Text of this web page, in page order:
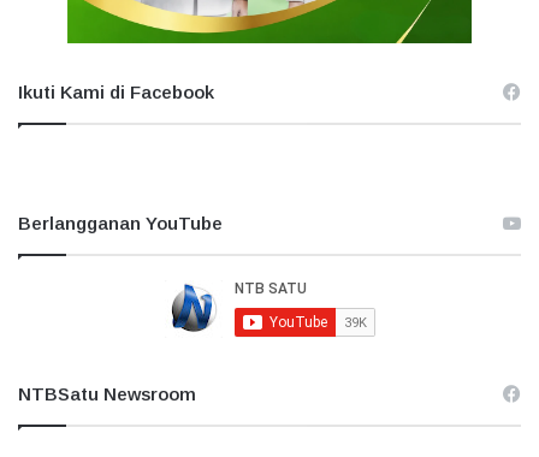
Ikuti Kami di Facebook
Berlangganan YouTube
NTBSatu Newsroom